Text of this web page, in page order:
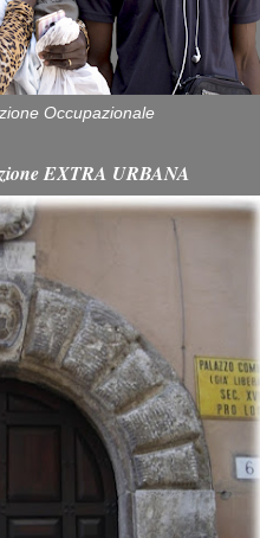
Occupazionale
EXTRA URBANA